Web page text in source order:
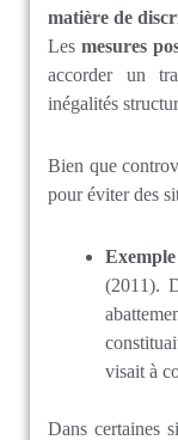
matière de
Les mesures
accorder un
inégalités
Bien que
pour éviter des
(2011).
visait à
Dans certaines